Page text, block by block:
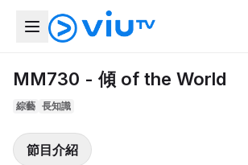
MM730 - 傾 of the World
綜藝 長知識
節目介紹